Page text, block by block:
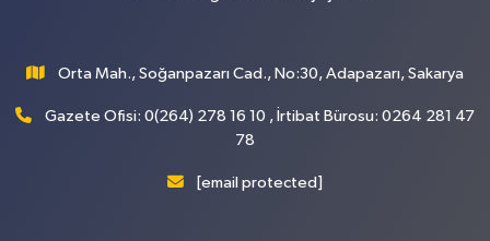
Orta Mah., Soğanpazarı Cad., No:30, Adapazarı, Sakarya
Gazete Ofisi: 0(264) 278 16 10 , İrtibat Bürosu: 0264 281 47
78
[email protected]